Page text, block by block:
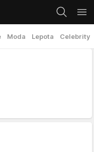
Moda Lepota Celebrity